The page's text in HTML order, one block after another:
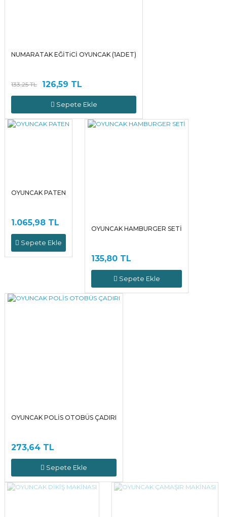
NUMARATAK EĞİTiCİ OYUNCAK (1ADET)
133,25 TL 126,59 TL
Sepete Ekle
OYUNCAK PATEN
1.065,98 TL
Sepete Ekle
OYUNCAK HAMBURGER SETİ
135,80 TL
Sepete Ekle
OYUNCAK POLİS OTOBÜS ÇADIRI
273,64 TL
Sepete Ekle